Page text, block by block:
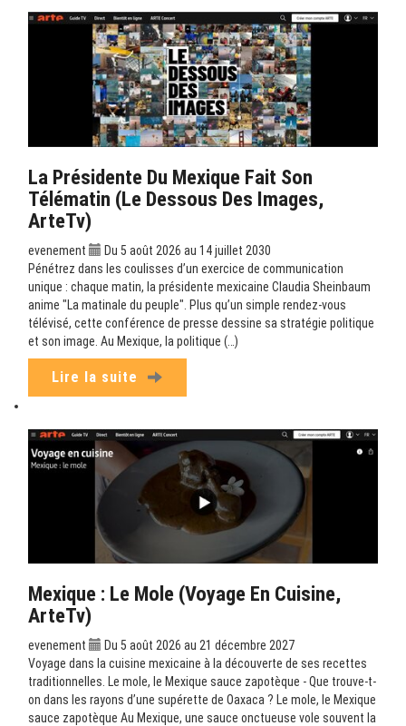
La Présidente Du Mexique Fait Son
Télématin (Le Dessous Des Images,
ArteTv)
evenement
Du 5 août 2026 au 14 juillet 2030
Pénétrez dans les coulisses d’un exercice de communication
unique : chaque matin, la présidente mexicaine Claudia Sheinbaum
anime "La matinale du peuple". Plus qu’un simple rendez-vous
télévisé, cette conférence de presse dessine sa stratégie politique
et son image. Au Mexique, la politique (…)
Lire la suite
Mexique : Le Mole (Voyage En Cuisine,
ArteTv)
evenement
Du 5 août 2026 au 21 décembre 2027
Voyage dans la cuisine mexicaine à la découverte de ses recettes
traditionnelles. Le mole, le Mexique sauce zapotèque - Que trouve-t-
on dans les rayons d’une supérette de Oaxaca ? Le mole, le Mexique
sauce zapotèque Au Mexique, une sauce onctueuse vole souvent la